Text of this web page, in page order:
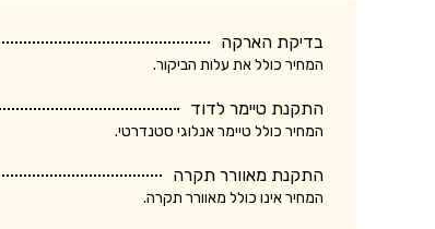
בדיקת הארקה
המחיר כולל את עלות הביקור.
התקנת טיימר לדוד
המחיר כולל טיימר אנלוגי סטנדרטי.
התקנת מאוורר תקרה
המחיר אינו כולל מאוורר תקרה.